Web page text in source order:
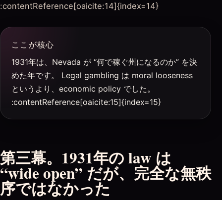
:contentReference[oaicite:14]{index=14}
ここが核心
1931年は、Nevada が “何で稼ぐ州になるのか” を決
めた年です。 Legal gambling は moral looseness
というより、economic policy でした。
:contentReference[oaicite:15]{index=15}
第三幕。1931年の law は
“wide open” だが、完全な無秩
序ではなかった